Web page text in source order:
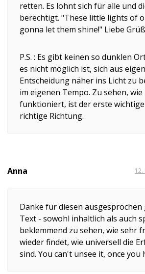
retten. Es lohnt sich für alle und
berechtigt. "These little lights of
gonna let them shine!" Liebe
P.S. : Es gibt keinen so dunklen
es nicht möglich ist, sich aus
Entscheidung näher ins Licht zu
im eigenen Tempo. Zu sehen,
funktioniert, ist der erste
richtige Richtung.
Anna 12.
Danke für diesen
Text - sowohl inhaltlich als auch
beklemmend zu sehen, wie sehr
wieder findet, wie universell die
sind. You can't unsee it, once you